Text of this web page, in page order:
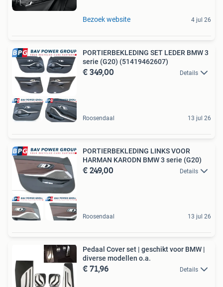
Bezoek website 4 jul 26
PORTIERBEKLEDING SET LEDER BMW 3
serie (G20) (51419462607)
€ 349,00 Details
Roosendaal 13 jul 26
PORTIERBEKLEDING LINKS VOOR
HARMAN KARODN BMW 3 serie (G20)
€ 249,00 Details
Roosendaal 13 jul 26
Pedaal Cover set | geschikt voor BMW |
diverse modellen o.a.
€ 71,96 Details